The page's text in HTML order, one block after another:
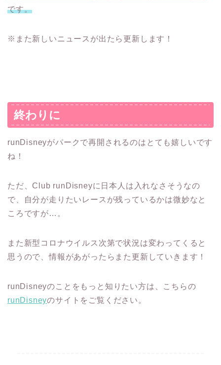
です。
※また新しいニュースが出たら更新します！
終わりに
runDisneyがパークで再開されるのはとても嬉しいです
ね！
ただ、Club runDisneyに日本人は入れなさそうなの
で、自分が走りたいレースが残っているかは微妙なと
ころですが…。
また新型コロナウイルス次第で状況は変わってくると
思うので、情報があがったらまた更新していきます！
runDisneyのことをもっと知りたい方は、こちらの
runDisneyのサイトをご覧ください。